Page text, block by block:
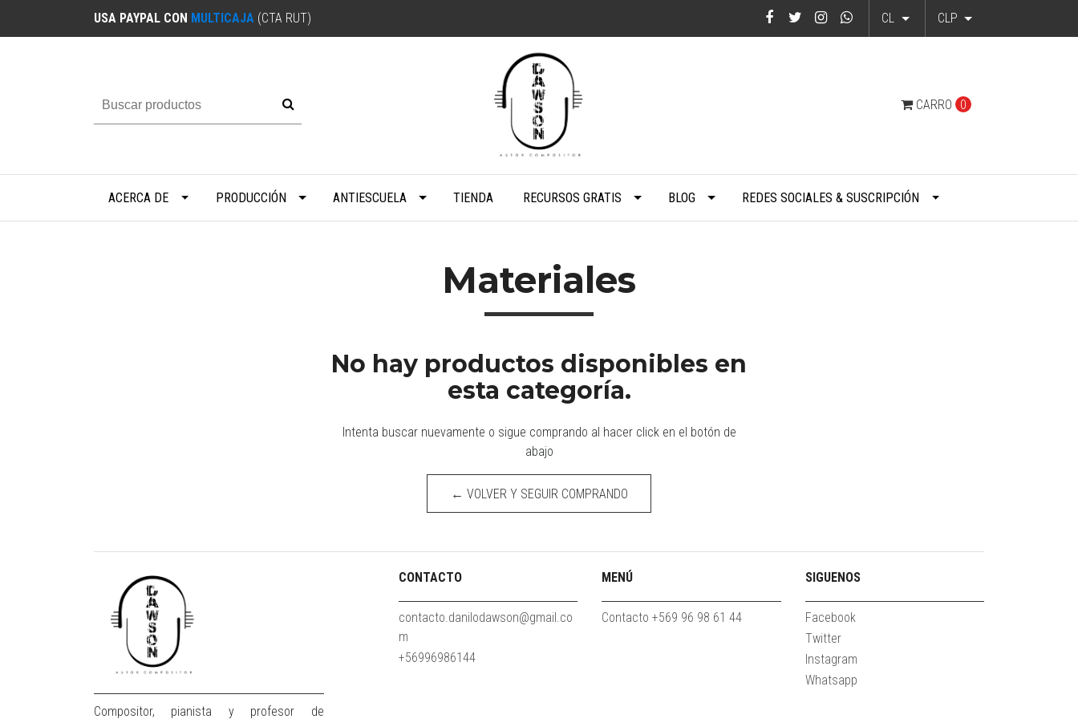
USA PAYPAL CON MULTICAJA (CTA RUT) CL CLP
CARRO 0
ACERCA DE PRODUCCIÓN ANTIESCUELA TIENDA RECURSOS GRATIS BLOG REDES SOCIALES & SUSCRIPCIÓN
Materiales
No hay productos disponibles en
esta categoría.
Intenta buscar nuevamente o sigue comprando al hacer click en el botón de
abajo
← VOLVER Y SEGUIR COMPRANDO
Compositor, pianista y profesor de
CONTACTO
contacto.danilodawson@gmail.co
m
+56996986144
MENÚ
Contacto +569 96 98 61 44
SIGUENOS
Facebook
Twitter
Instagram
Whatsapp